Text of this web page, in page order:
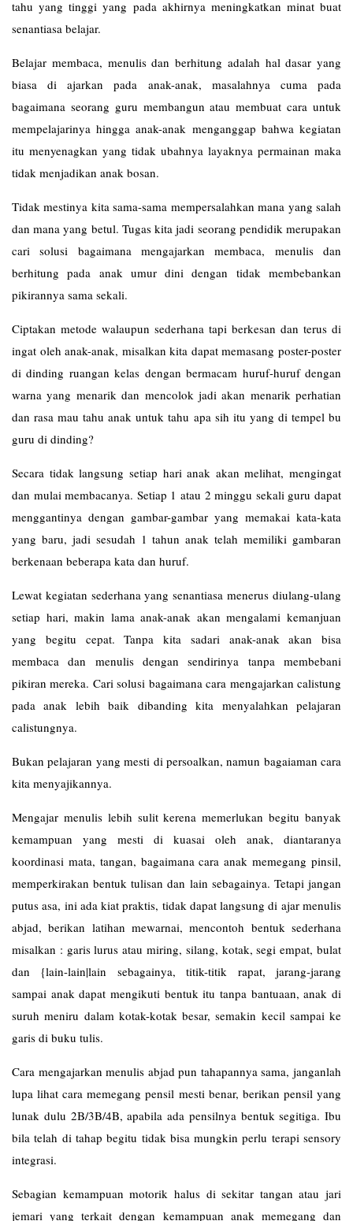
tahu yang tinggi yang pada akhirnya meningkatkan minat buat
senantiasa belajar.
Belajar membaca, menulis dan berhitung adalah hal dasar yang
biasa di ajarkan pada anak-anak, masalahnya cuma pada
bagaimana seorang guru membangun atau membuat cara untuk
mempelajarinya hingga anak-anak menganggap bahwa kegiatan
itu menyenagkan yang tidak ubahnya layaknya permainan maka
tidak menjadikan anak bosan.
Tidak mestinya kita sama-sama mempersalahkan mana yang salah
dan mana yang betul. Tugas kita jadi seorang pendidik merupakan
cari solusi bagaimana mengajarkan membaca, menulis dan
berhitung pada anak umur dini dengan tidak membebankan
pikirannya sama sekali.
Ciptakan metode walaupun sederhana tapi berkesan dan terus di
ingat oleh anak-anak, misalkan kita dapat memasang poster-poster
di dinding ruangan kelas dengan bermacam huruf-huruf dengan
warna yang menarik dan mencolok jadi akan menarik perhatian
dan rasa mau tahu anak untuk tahu apa sih itu yang di tempel bu
guru di dinding?
Secara tidak langsung setiap hari anak akan melihat, mengingat
dan mulai membacanya. Setiap 1 atau 2 minggu sekali guru dapat
menggantinya dengan gambar-gambar yang memakai kata-kata
yang baru, jadi sesudah 1 tahun anak telah memiliki gambaran
berkenaan beberapa kata dan huruf.
Lewat kegiatan sederhana yang senantiasa menerus diulang-ulang
setiap hari, makin lama anak-anak akan mengalami kemanjuan
yang begitu cepat. Tanpa kita sadari anak-anak akan bisa
membaca dan menulis dengan sendirinya tanpa membebani
pikiran mereka. Cari solusi bagaimana cara mengajarkan calistung
pada anak lebih baik dibanding kita menyalahkan pelajaran
calistungnya.
Bukan pelajaran yang mesti di persoalkan, namun bagaiaman cara
kita menyajikannya.
Mengajar menulis lebih sulit kerena memerlukan begitu banyak
kemampuan yang mesti di kuasai oleh anak, diantaranya
koordinasi mata, tangan, bagaimana cara anak memegang pinsil,
memperkirakan bentuk tulisan dan lain sebagainya. Tetapi jangan
putus asa, ini ada kiat praktis, tidak dapat langsung di ajar menulis
abjad, berikan latihan mewarnai, mencontoh bentuk sederhana
misalkan : garis lurus atau miring, silang, kotak, segi empat, bulat
dan {lain-lain|lain sebagainya, titik-titik rapat, jarang-jarang
sampai anak dapat mengikuti bentuk itu tanpa bantuaan, anak di
suruh meniru dalam kotak-kotak besar, semakin kecil sampai ke
garis di buku tulis.
Cara mengajarkan menulis abjad pun tahapannya sama, janganlah
lupa lihat cara memegang pensil mesti benar, berikan pensil yang
lunak dulu 2B/3B/4B, apabila ada pensilnya bentuk segitiga. Ibu
bila telah di tahap begitu tidak bisa mungkin perlu terapi sensory
integrasi.
Sebagian kemampuan motorik halus di sekitar tangan atau jari
jemari yang terkait dengan kemampuan anak memegang dan